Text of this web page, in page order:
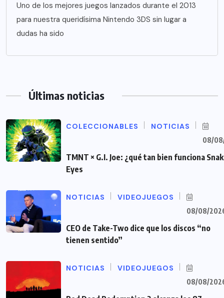
Uno de los mejores juegos lanzados durante el 2013
para nuestra queridísima Nintendo 3DS sin lugar a
dudas ha sido
Últimas noticias
COLECCIONABLES NOTICIAS
08/
TMNT × G.I. Joe: ¿qué tan bien funciona
Eyes
NOTICIAS VIDEOJUEGOS
08/08/
CEO de Take-Two dice que los discos “no
tienen sentido”
NOTICIAS VIDEOJUEGOS
08/08/